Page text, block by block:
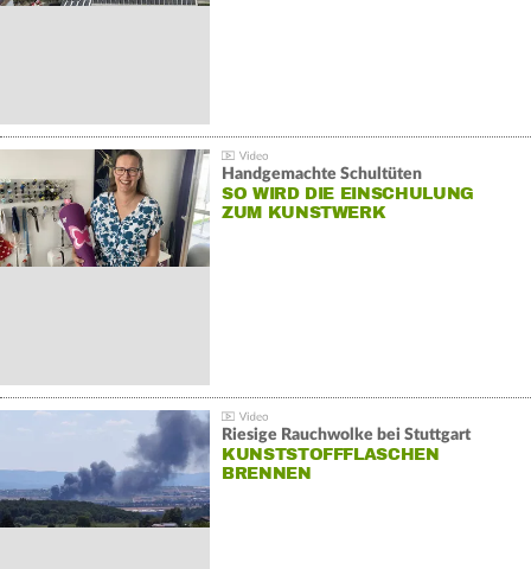
Handgemachte Schultüten
SO WIRD DIE EINSCHULUNG
ZUM KUNSTWERK
Riesige Rauchwolke bei Stuttgart
KUNSTSTOFFFLASCHEN
BRENNEN